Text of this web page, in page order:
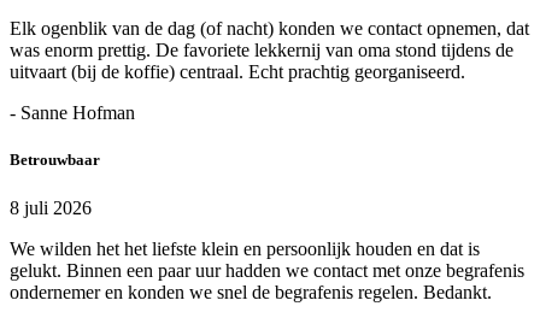
Elk ogenblik van de dag (of nacht) konden we contact opnemen, dat
was enorm prettig. De favoriete lekkernij van oma stond tijdens de
uitvaart (bij de koffie) centraal. Echt prachtig georganiseerd.
- Sanne Hofman
Betrouwbaar
8 juli 2026
We wilden het het liefste klein en persoonlijk houden en dat is
gelukt. Binnen een paar uur hadden we contact met onze begrafenis
ondernemer en konden we snel de begrafenis regelen. Bedankt.